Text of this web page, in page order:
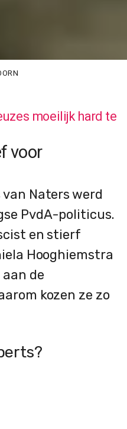
moeilijk hard te
voor
van Naters werd
PvdA-politicus.
en stierf
Hooghiemstra
de
kozen ze zo